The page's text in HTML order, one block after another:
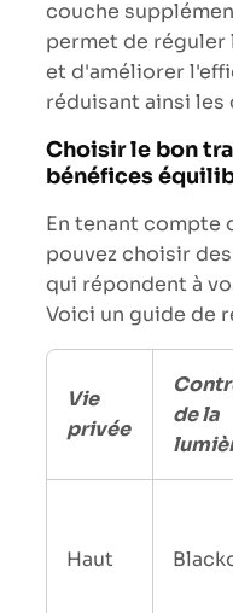
couche
permet de réguler
et d'améliorer
réduisant ainsi les
Choisir le bon
bénéfices
En tenant compte
pouvez choisir
qui répondent à
Voici un guide de
Vie
privée
de la
Haut